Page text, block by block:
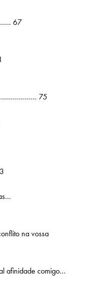
67
75
na vossa
afinidade comigo…